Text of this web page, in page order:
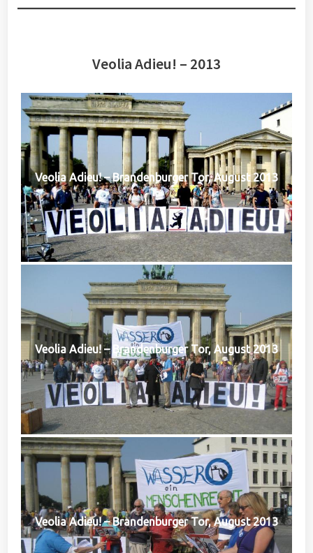
Veolia Adieu! – 2013
Veolia Adieu! – Brandenburger Tor, August 2013
Veolia Adieu! – Brandenburger Tor, August 2013
Veolia Adieu! – Brandenburger Tor, August 2013